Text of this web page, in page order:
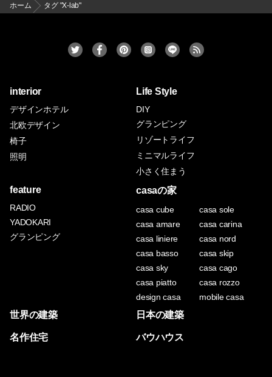
ホーム タグ "X-lab"
interior
デザインホテル
北欧デザイン
椅子
照明
Life Style
DIY
グランピング
リゾートライフ
ミニマルライフ
小さく住まう
feature
RADIO
YADOKARI
グランピング
casaの家
casa cube
casa sole
casa amare
casa carina
casa liniere
casa nord
casa basso
casa skip
casa sky
casa cago
casa piatto
casa rozzo
design casa
mobile casa
世界の建築 日本の建築
名作住宅 バウハウス